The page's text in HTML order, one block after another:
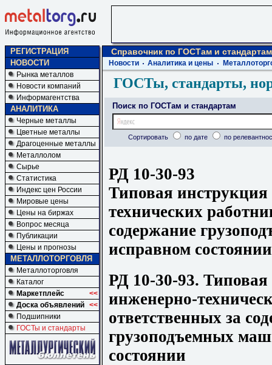
РЕГИСТРАЦИЯ
НОВОСТИ
Рынка металлов
Новости компаний
Информагентства
АНАЛИТИКА
Черные металлы
Цветные металлы
Драгоценные металлы
Металлолом
Сырье
Статистика
Индекс цен России
Мировые цены
Цены на биржах
Вопрос месяца
Публикации
Цены и прогнозы
МЕТАЛЛОТОРГОВЛЯ
Металлоторговля
Каталог
Маркетплейс
<<
Доска объявлений <<
Подшипники
ГОСТы и стандарты
Справочник по ГОСТам и стандартам
Новости Аналитика и цены
ГОСТы, стандарты,
Поиск по ГОСТам и стандартам
Сортировать по дате по
РД 10-30-93
Типовая
технических
содержание
исправном состоянии
РД 10-30-93.
инженерно-
ответственных за
грузоподъемных
состоянии